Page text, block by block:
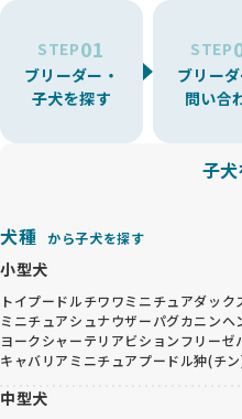
STEP01
ブリーダー・
子犬を探す
STEP
ブリー
問い合
子
犬種 から子犬を探す
小型犬
トイプードルチワワミニチュアダック
ミニチュアシュナウザーパグカニンヘ
ヨークシャーテリアビションフリーゼ
キャバリア ミニチュアプードル狆(チ
中型犬